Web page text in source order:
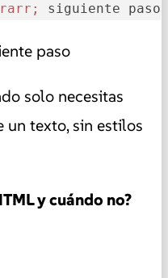
siguiente paso
paso
solo necesitas
texto, sin estilos
y cuándo no?